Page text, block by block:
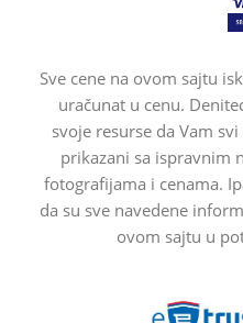
Sve cene na ovom sajtu
uračunat u cenu.
svoje resurse da Vam
prikazani sa ispravnim
fotografijama i cenama.
da su sve navedene
ovom sajtu u